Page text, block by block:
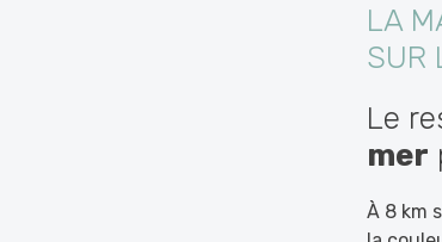
LA
SUR
Le
mer
À 8 km